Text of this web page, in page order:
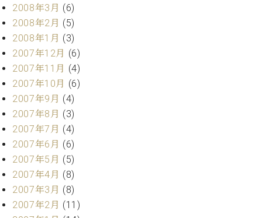
2008年3月 (6)
2008年2月 (5)
2008年1月 (3)
2007年12月 (6)
2007年11月 (4)
2007年10月 (6)
2007年9月 (4)
2007年8月 (3)
2007年7月 (4)
2007年6月 (6)
2007年5月 (5)
2007年4月 (8)
2007年3月 (8)
2007年2月 (11)